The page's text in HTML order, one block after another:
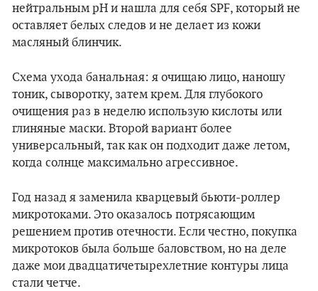
нейтральным pH и нашла для себя SPF, который не
оставляет белых следов и не делает из кожи
масляный блинчик.
Схема ухода банальная: я очищаю лицо, наношу
тоник, сыворотку, затем крем. Для глубокого
очищения раз в неделю использую кислоты или
глиняные маски. Второй вариант более
универсальный, так как он подходит даже летом,
когда солнце максимально агрессивное.
Год назад я заменила кварцевый бьюти-роллер
микротоками. Это оказалось потрясающим
решением против отечности. Если честно, покупка
микротоков была больше баловством, но на деле
даже мои двадцатичетырехлетние контуры лица
стали четче.